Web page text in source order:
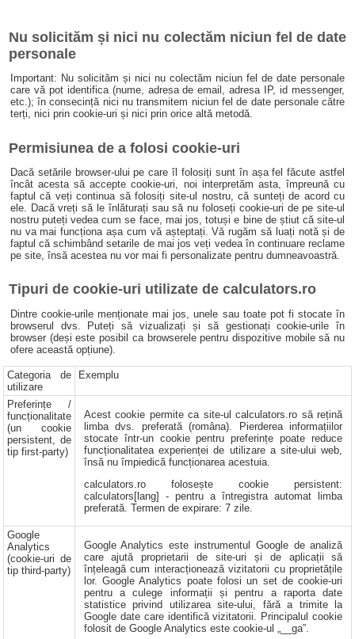
Nu solicităm și nici nu colectăm niciun fel de date
personale
Important: Nu solicităm și nici nu colectăm niciun fel de date personale
care vă pot identifica (nume, adresa de email, adresa IP, id messenger,
etc.); în consecință nici nu transmitem niciun fel de date personale către
terți, nici prin cookie-uri și nici prin orice altă metodă.
Permisiunea de a folosi cookie-uri
Dacă setările browser-ului pe care îl folosiți sunt în așa fel făcute astfel
încât acesta să accepte cookie-uri, noi interpretăm asta, împreună cu
faptul că veți continua să folosiți site-ul nostru, că sunteți de acord cu
ele. Dacă vreți să le înlăturați sau să nu foloseți cookie-uri de pe site-ul
nostru puteți vedea cum se face, mai jos, totuși e bine de știut că site-ul
nu va mai funcționa așa cum vă așteptați. Vă rugăm să luați notă și de
faptul că schimbând setarile de mai jos veți vedea în continuare reclame
pe site, însă acestea nu vor mai fi personalizate pentru dumneavoastră.
Tipuri de cookie-uri utilizate de calculators.ro
Dintre cookie-urile menționate mai jos, unele sau toate pot fi stocate în
browserul dvs. Puteți să vizualizați și să gestionați cookie-urile în
browser (deși este posibil ca browserele pentru dispozitive mobile să nu
ofere această opțiune).
Categoria de
utilizare
Exemplu
Preferințe /
funcționalitate
(un cookie
persistent, de
tip first-party)
Acest cookie permite ca site-ul calculators.ro să rețină
limba dvs. preferată (româna). Pierderea informațiilor
stocate într-un cookie pentru preferințe poate reduce
funcționalitatea experienței de utilizare a site-ului web,
însă nu împiedică funcționarea acestuia.
calculators.ro folosește cookie persistent:
calculators[lang] - pentru a întregistra automat limba
preferată. Termen de expirare: 7 zile.
Google
Analytics
(cookie-uri de
tip third-party)
Google Analytics este instrumentul Google de analiză
care ajută proprietarii de site-uri și de aplicații să
înțeleagă cum interacționează vizitatorii cu proprietățile
lor. Google Analytics poate folosi un set de cookie-uri
pentru a culege informații și pentru a raporta date
statistice privind utilizarea site-ului, fără a trimite la
Google date care identifică vizitatorii. Principalul cookie
folosit de Google Analytics este cookie-ul „__ga”.